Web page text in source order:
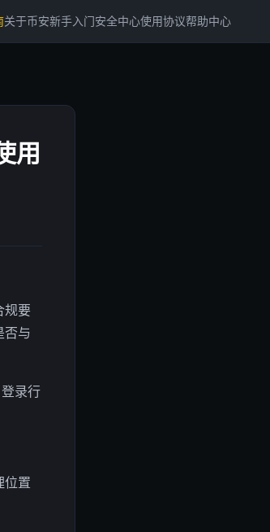
关于币安新手入门安全中心使用协议帮助中心
用
规要
否与
录行
位置